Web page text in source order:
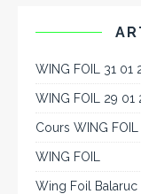
WING FOIL 31 01
WING FOIL 29 01
Cours WING FOIL
WING FOIL
Wing Foil Balaruc